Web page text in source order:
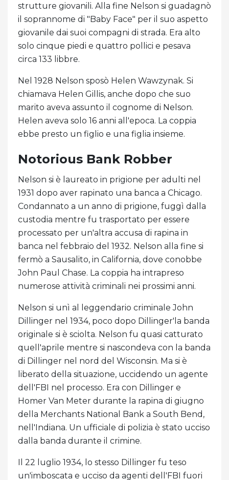
strutture giovanili. Alla fine Nelson si guadagnò
il soprannome di "Baby Face" per il suo aspetto
giovanile dai suoi compagni di strada. Era alto
solo cinque piedi e quattro pollici e pesava
circa 133 libbre.
Nel 1928 Nelson sposò Helen Wawzynak. Si
chiamava Helen Gillis, anche dopo che suo
marito aveva assunto il cognome di Nelson.
Helen aveva solo 16 anni all'epoca. La coppia
ebbe presto un figlio e una figlia insieme.
Notorious Bank Robber
Nelson si è laureato in prigione per adulti nel
1931 dopo aver rapinato una banca a Chicago.
Condannato a un anno di prigione, fuggì dalla
custodia mentre fu trasportato per essere
processato per un'altra accusa di rapina in
banca nel febbraio del 1932. Nelson alla fine si
fermò a Sausalito, in California, dove conobbe
John Paul Chase. La coppia ha intrapreso
numerose attività criminali nei prossimi anni.
Nelson si unì al leggendario criminale John
Dillinger nel 1934, poco dopo Dillinger'la banda
originale si è sciolta. Nelson fu quasi catturato
quell'aprile mentre si nascondeva con la banda
di Dillinger nel nord del Wisconsin. Ma si è
liberato della situazione, uccidendo un agente
dell'FBI nel processo. Era con Dillinger e
Homer Van Meter durante la rapina di giugno
della Merchants National Bank a South Bend,
nell'Indiana. Un ufficiale di polizia è stato ucciso
dalla banda durante il crimine.
Il 22 luglio 1934, lo stesso Dillinger fu teso
un'imboscata e ucciso da agenti dell'FBI fuori